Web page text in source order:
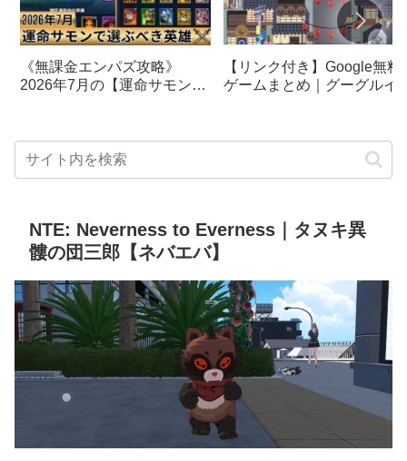
《無課金エンパズ攻略》
2026年7月の【運命サモン】
【リンク付き】Google無料
ゲームまとめ｜グーグルイ
クetc…
NTE: Neverness to Everness｜タヌキ異
髏の団三郎【ネバエバ】